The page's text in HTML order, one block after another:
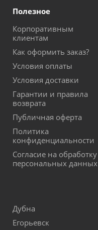
Полезное
Корпоративным
клиентам
Как оформить заказ?
Условия оплаты
Условия доставки
Гарантии и правила
возврата
Публичная оферта
Политика
конфиденциальности
Согласие на обработку
персональных данных
Дубна
Егорьевск